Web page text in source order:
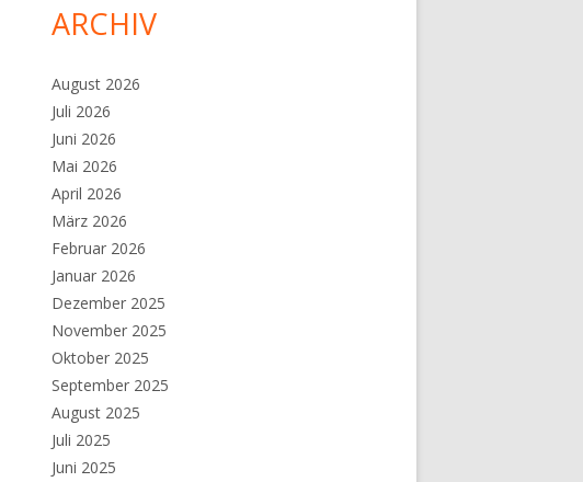
ARCHIV
August 2026
Juli 2026
Juni 2026
Mai 2026
April 2026
März 2026
Februar 2026
Januar 2026
Dezember 2025
November 2025
Oktober 2025
September 2025
August 2025
Juli 2025
Juni 2025